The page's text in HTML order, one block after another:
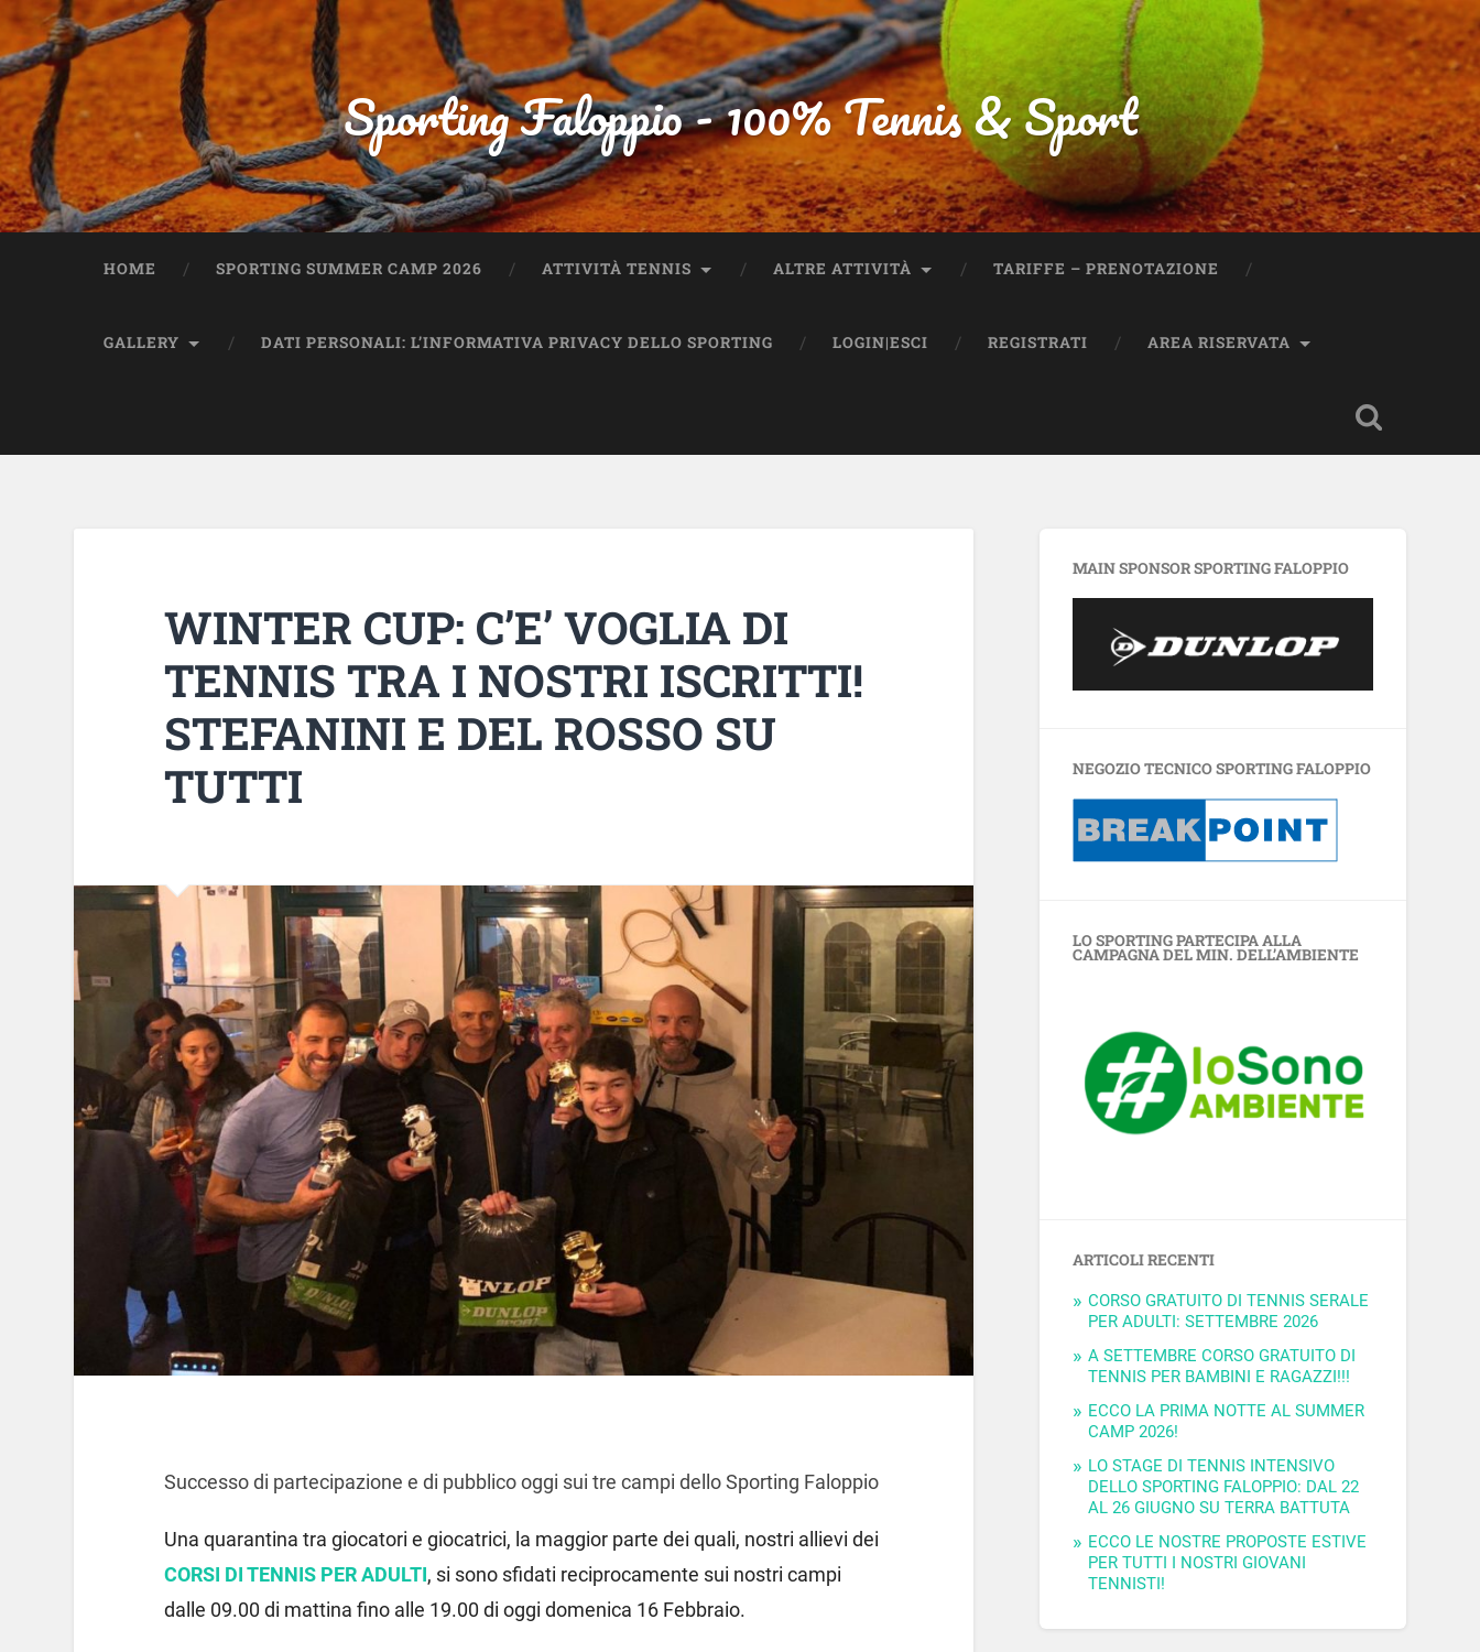
Sporting Faloppio - 100% Tennis & Sport
HOME SPORTING SUMMER CAMP 2026 ATTIVITÀ TENNIS ALTRE ATTIVITÀ TARIFFE – PRENOTAZIONE
GALLERY DATI PERSONALI: L’INFORMATIVA PRIVACY DELLO SPORTING LOGIN|ESCI REGISTRATI AREA RISERVATA
WINTER CUP: C’E’ VOGLIA DI
TENNIS TRA I NOSTRI ISCRITTI!
STEFANINI E DEL ROSSO SU
TUTTI
Successo di partecipazione e di pubblico oggi sui tre campi dello Sporting Faloppio
Una quarantina tra giocatori e giocatrici, la maggior parte dei quali, nostri allievi dei
CORSI DI TENNIS PER ADULTI, si sono sfidati reciprocamente sui nostri campi
dalle 09.00 di mattina fino alle 19.00 di oggi domenica 16 Febbraio.
MAIN SPONSOR SPORTING FALOPPIO
NEGOZIO TECNICO SPORTING FALOPPIO
LO SPORTING PARTECIPA ALLA
CAMPAGNA DEL MIN. DELL’AMBIENTE
ARTICOLI RECENTI
CORSO GRATUITO DI TENNIS SERALE
PER ADULTI: SETTEMBRE 2026
A SETTEMBRE CORSO GRATUITO DI
TENNIS PER BAMBINI E RAGAZZI!!!
ECCO LA PRIMA NOTTE AL SUMMER
CAMP 2026!
LO STAGE DI TENNIS INTENSIVO
DELLO SPORTING FALOPPIO: DAL 22
AL 26 GIUGNO SU TERRA BATTUTA
ECCO LE NOSTRE PROPOSTE ESTIVE
PER TUTTI I NOSTRI GIOVANI
TENNISTI!